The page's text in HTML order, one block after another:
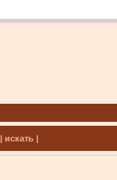
| искать |